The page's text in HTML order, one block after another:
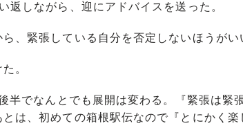
しながら、迎にアドバイスを送った。
ら、緊張している自分を否定しないほうがい
。
半でなんとでも展開は変わる。『緊張は緊
は、初めての箱根駅伝なので『とにかく